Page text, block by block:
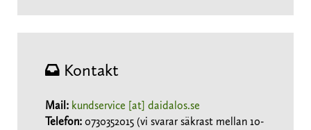
Kontakt
Mail: kundservice [at] daidalos.se
Telefon: 0730352015 (vi svarar säkrast mellan 10-